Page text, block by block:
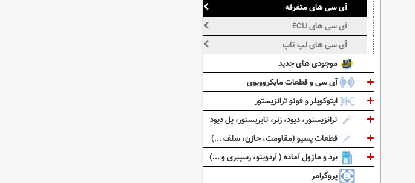
آی سی های متفرقه
آی سی های ECU
آی سی های لپ تاپ
موجودی های جدید
آی سی و قطعات مایکروویوی
اپتوکوپلر و فوتو ترانزیستور
ترانزیستور، دیود، زنر، تایریستور، پل دیود
قطعات پسیو (مقاومت، خازن، سلف ...)
برد و ماژول آماده ( آردوینو، رسپبری و ...)
پروگرامر